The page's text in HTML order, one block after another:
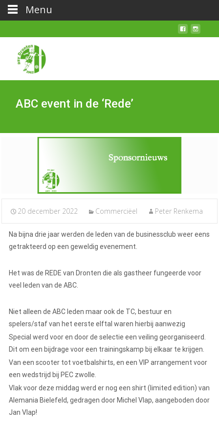
ABC event in de ‘Rede’
20 december 2022 Commerciëel Peter Renkema
Na bijna drie jaar werden de leden van de businessclub weer eens
getrakteerd op een geweldig evenement.
Het was de REDE van Dronten die als gastheer fungeerde voor
veel leden van de ABC.
Niet alleen de ABC leden maar ook de TC, bestuur en
spelers/staf van het eerste elftal waren hierbij aanwezig
Special werd voor en door de selectie een veiling georganiseerd.
Dit om een bijdrage voor een trainingskamp bij elkaar te krijgen.
Van een scooter tot voetbalshirts, en een VIP arrangement voor
een wedstrijd bij PEC zwolle.
Vlak voor deze middag werd er nog een shirt (limited edition) van
Alemania Bielefeld, gedragen door Michel Vlap, aangeboden door
Jan Vlap!
Menu